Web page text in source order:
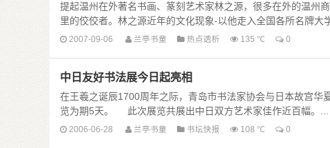
提起温州在外著名书画、篆刻艺术家林之源，很多在外的温州
里的佼佼者。林之源近年的文化现象-以他走入全国各所名牌大
2007-09-06 兰亭书童 热点透析 135 ℃ 0
中日友好书法展今日起亮相
在王羲之诞辰1700周年之际，青岛市书法家协会与日本故宫
览为期5天。 此次展览共展出中日双方艺术家佳作近百幅。...
2006-06-28 兰亭书童 书坛快报 108 ℃ 0